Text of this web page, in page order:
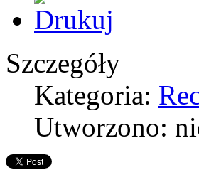
Szczegóły
Kategoria:
Utworzono: